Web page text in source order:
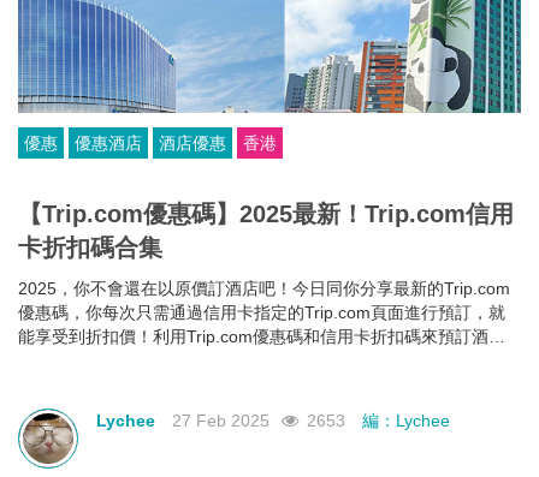
優惠 優惠酒店 酒店優惠 香港
【Trip.com優惠碼】2025最新！Trip.com信用
卡折扣碼合集
2025，你不會還在以原價訂酒店吧！今日同你分享最新的Trip.com
優惠碼，你每次只需通過信用卡指定的Trip.com頁面進行預訂，就
能享受到折扣價！利用Trip.com優惠碼和信用卡折扣碼來預訂酒
Lychee 27 Feb 2025 2653 編：Lychee